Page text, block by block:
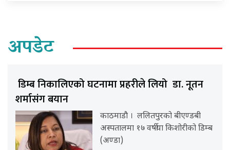
अपडेट
डिम्ब निकालिएको घटनामा प्रहरीले लियो डा. नूतन
शर्मासंग बयान
काठमाडौ । ललितपुरको बीएण्डबी
अस्पतालमा १७ वर्षीया किशोरीको डिम्ब
(अण्डा)